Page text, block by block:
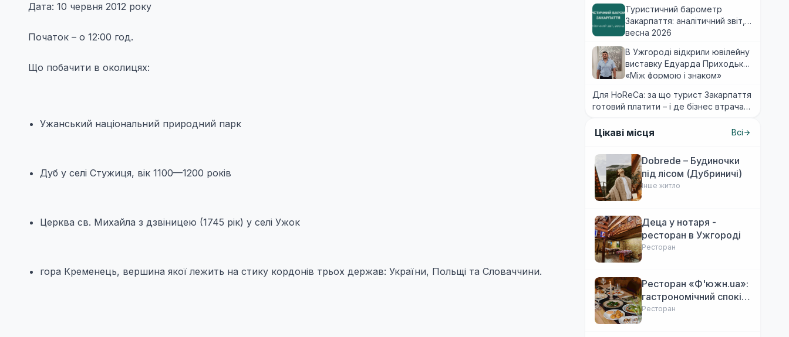
Дата: 10 червня 2012 року
Початок – о 12:00 год.
Що побачити в околицях:
Ужанський національний природний парк
Дуб у селі Стужиця, вік 1100—1200 років
Церква св. Михайла з дзвіницею (1745 рік) у селі Ужок
гора Кременець, вершина якої лежить на стику кордонів трьох держав: України, Польщі та Словаччини.
Туристичний барометр
Закарпаття: аналітичний звіт,
весна 2026
В Ужгороді відкрили ювілейну
виставку Едуарда Приходька
«Між формою і знаком»
Для HoReCa: за що турист Закарпаття
готовий платити – і де бізнес втрачає
Цікаві місця Всі
Dobrede – Будиночки
під лісом (Дубриничі)
Інше житло
Деца у нотаря -
ресторан в Ужгороді
Ресторан
Ресторан «Ф'южн.ua»:
гастрономічний спокій
Ужгорода. Авторська
Ресторан